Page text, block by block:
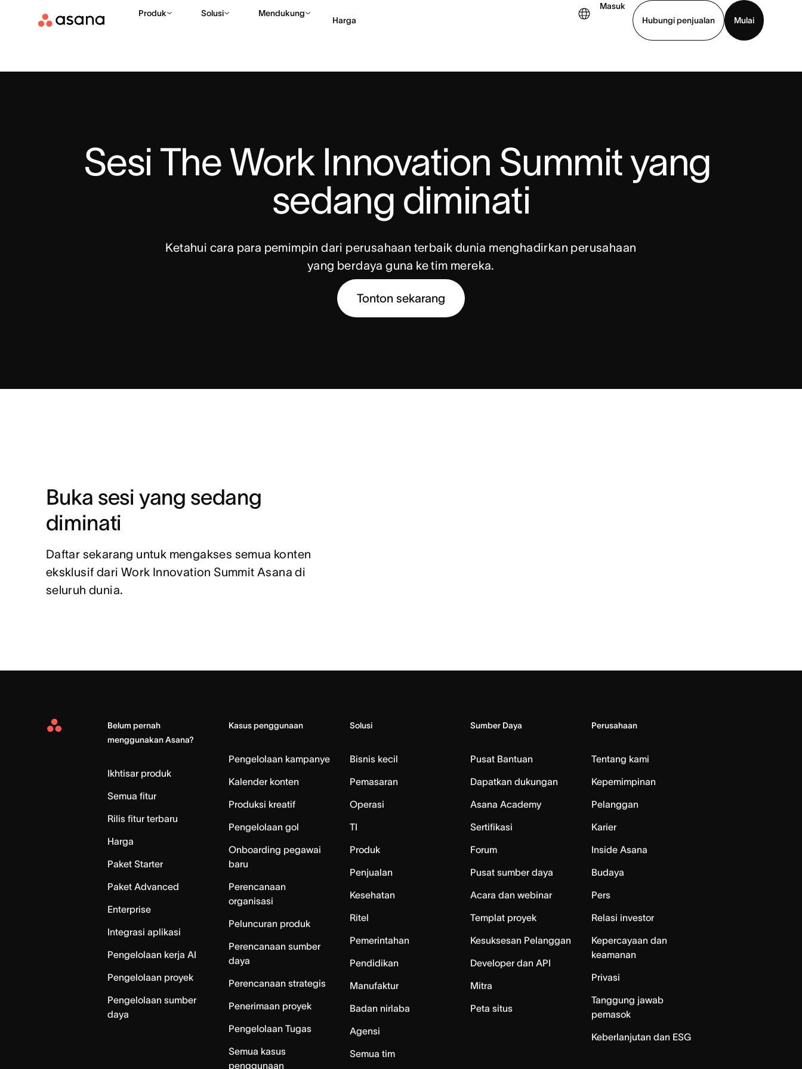
Produk Solusi Mendukung
Harga
Masuk
Hubungi penjualan
Mulai
Sesi The Work Innovation Summit yang
sedang diminati
Ketahui cara para pemimpin dari perusahaan terbaik dunia menghadirkan perusahaan
yang berdaya guna ke tim mereka.
Tonton sekarang
Buka sesi yang sedang
diminati
Daftar sekarang untuk mengakses semua konten
eksklusif dari Work Innovation Summit Asana di
seluruh dunia.
Asana
Belum pernah
menggunakan Asana?
Ikhtisar produk
Semua fitur
Rilis fitur terbaru
Harga
Paket Starter
Paket Advanced
Enterprise
Integrasi aplikasi
Pengelolaan kerja AI
Pengelolaan proyek
Pengelolaan sumber
daya
Kasus penggunaan
Pengelolaan kampanye
Kalender konten
Produksi kreatif
Pengelolaan gol
Onboarding pegawai
baru
Perencanaan
organisasi
Peluncuran produk
Perencanaan sumber
daya
Perencanaan strategis
Penerimaan proyek
Pengelolaan Tugas
Semua kasus
penggunaan
Solusi
Bisnis kecil
Pemasaran
Operasi
TI
Produk
Penjualan
Kesehatan
Ritel
Pemerintahan
Pendidikan
Manufaktur
Badan nirlaba
Agensi
Semua tim
Sumber Daya
Pusat Bantuan
Dapatkan dukungan
Asana Academy
Sertifikasi
Forum
Pusat sumber daya
Acara dan webinar
Templat proyek
Kesuksesan Pelanggan
Developer dan API
Mitra
Peta situs
Perusahaan
Tentang kami
Kepemimpinan
Pelanggan
Karier
Inside Asana
Budaya
Pers
Relasi investor
Kepercayaan dan
keamanan
Privasi
Tanggung jawab
pemasok
Keberlanjutan dan ESG